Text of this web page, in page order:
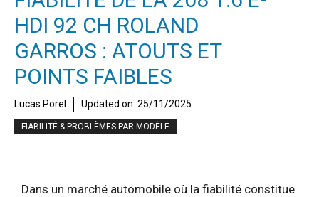
HDI 92 CH ROLAND
GARROS : ATOUTS ET
POINTS FAIBLES
Lucas Porel Updated on: 25/11/2025
FIABILITÉ & PROBLÈMES PAR MODÈLE
Dans un marché automobile où la fiabilité constitue